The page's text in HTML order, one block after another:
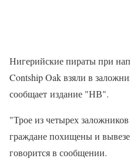
Нигерийские пираты при
Contship Oak взяли в
сообщает издание "НВ".
"Трое из четырех
граждане похищены и
говорится в сообщении.